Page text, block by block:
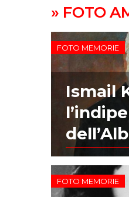
» FOTO
FOTO MEMORIE
Ismail
FOTO MEMORIE